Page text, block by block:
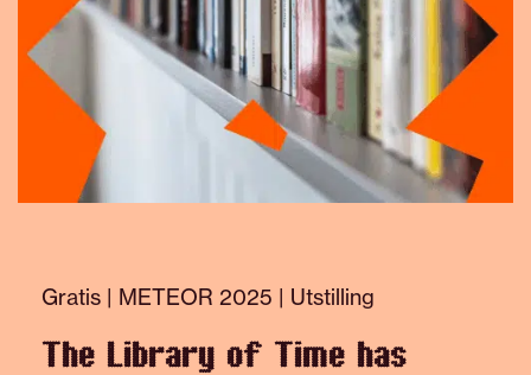
Gratis | METEOR 2025 | Utstilling
The Library of Time has